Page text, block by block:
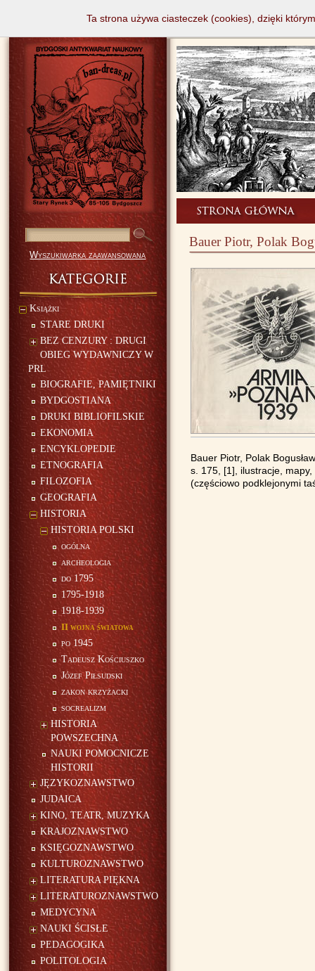
Wyszukiwarka zaawansowana
Książki
STARE DRUKI
BEZ CENZURY : DRUGI
OBIEG WYDAWNICZY W
PRL
BIOGRAFIE, PAMIĘTNIKI
BYDGOSTIANA
DRUKI BIBLIOFILSKIE
EKONOMIA
ENCYKLOPEDIE
ETNOGRAFIA
FILOZOFIA
GEOGRAFIA
HISTORIA
HISTORIA POLSKI
ogólna
archeologia
do 1795
1795-1918
1918-1939
II wojna światowa
po 1945
Tadeusz Kościuszko
Józef Piłsudski
zakon krzyżacki
socrealizm
HISTORIA
POWSZECHNA
NAUKI POMOCNICZE
HISTORII
JĘZYKOZNAWSTWO
JUDAICA
KINO, TEATR, MUZYKA
KRAJOZNAWSTWO
KSIĘGOZNAWSTWO
KULTUROZNAWSTWO
LITERATURA PIĘKNA
LITERATUROZNAWSTWO
MEDYCYNA
NAUKI ŚCISŁE
PEDAGOGIKA
POLITOLOGIA
Bauer Piotr, Polak
Bauer Piotr, Polak
s. 175, [1], ilustracje,
(częściowo podklejonymi
Ta strona używa ciasteczek (cookies), dzięki